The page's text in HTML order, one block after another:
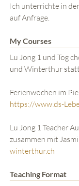
Ich unterrichte in
auf Anfrage.
My Courses
Lu Jong 1 und Tog
und Winterthur statt.
https://www.ds-
Lu Jong 1 Teacher
zusammen mit
winterthur.ch
Teaching Format